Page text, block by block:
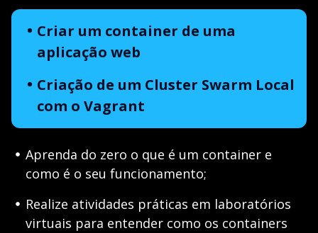
Criar um container de uma
aplicação web
Criação de um Cluster Swarm Local
com o Vagrant
Aprenda do zero o que é um container e
como é o seu funcionamento;
Realize atividades práticas em laboratórios
virtuais para entender como os containers